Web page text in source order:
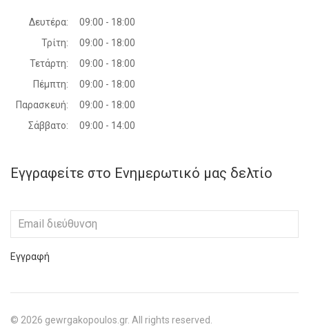
Δευτέρα:
09:00 - 18:00
Τρίτη:
09:00 - 18:00
Τετάρτη:
09:00 - 18:00
Πέμπτη:
09:00 - 18:00
Παρασκευή:
09:00 - 18:00
Σάββατο:
09:00 - 14:00
Εγγραφείτε στο Ενημερωτικό μας δελτίο
Εγγραφή
© 2026 gewrgakopoulos.gr. All rights reserved.